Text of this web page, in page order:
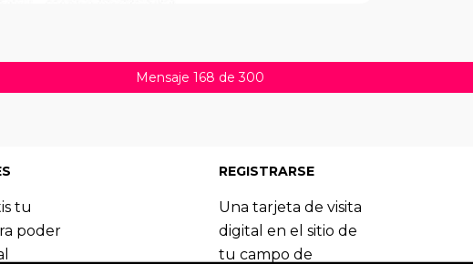
Mensaje 168 de 300
tu
poder
REGISTRARSE
Una tarjeta de visita
digital en el sitio de
tu campo de